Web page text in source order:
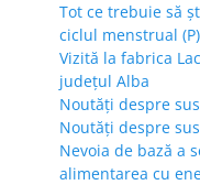
Tot ce trebuie să
ciclul menstrual (P)
Vizită la fabrica
județul Alba
Noutăți despre
Noutăți despre
Nevoia de bază a
alimentarea cu